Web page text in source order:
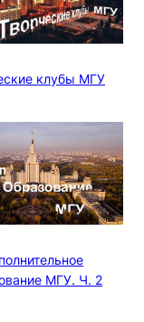
клубы МГУ
МГУ. Ч. 2